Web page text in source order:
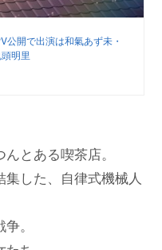
開で出演は和氣あず未・
明里
とある喫茶店。
した、自律式機械人
。